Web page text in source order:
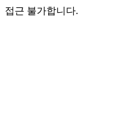
접근 불가합니다.